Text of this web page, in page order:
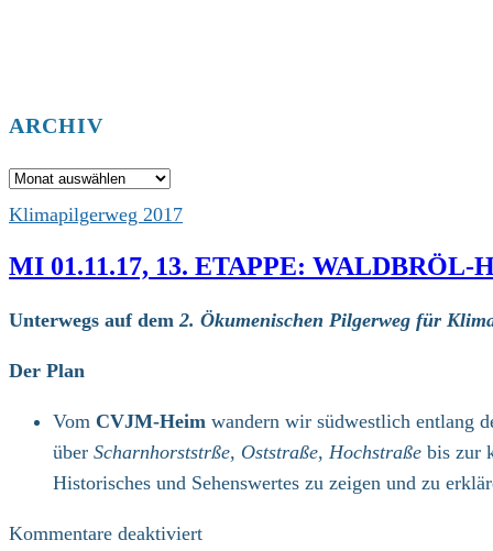
ARCHIV
Archiv
Klimapilgerweg 2017
MI 01.11.17, 13. ETAPPE:
Unterwegs auf dem 2. Ökumenischen Pilgerweg für
Der Plan
Vom CVJM-Heim wandern wir südwestlich entlang
über Scharnhorststrße, Oststraße, Hochstraße bis zur
Historisches und Sehenswertes zu zeigen und zu
Kommentare deaktiviertfür